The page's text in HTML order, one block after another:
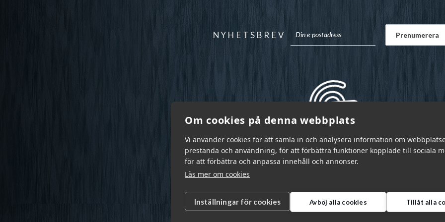
Om cookies på denna webbplats
Vi använder cookies för att samla in och analysera information om
prestanda och användning, för att förbättra funktioner kopplade till sociala
för att förbättra och anpassa innehåll och annonser.
Läs mer om cookies
Inställningar för cookies Avböj alla cookies Tillåt alla
NYHETSBREV
Garnr Sverige AB © 2026 | info@garnr.se 031 - 92